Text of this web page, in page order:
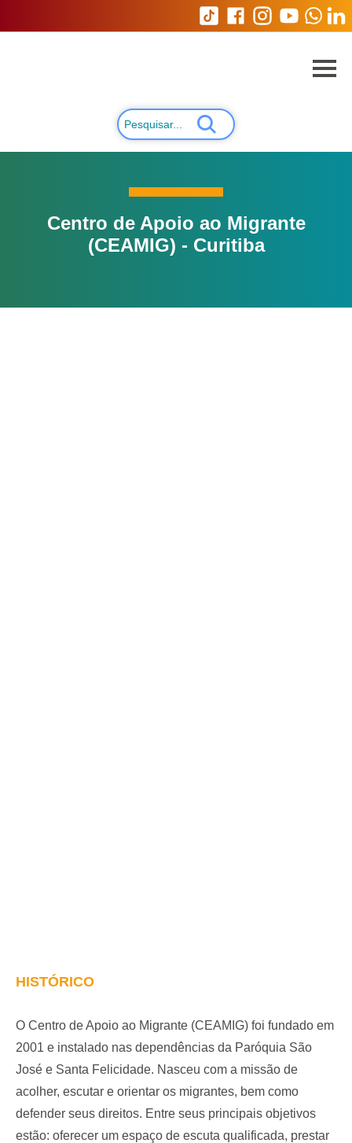
Centro de Apoio ao Migrante
(CEAMIG) - Curitiba
HISTÓRICO
O Centro de Apoio ao Migrante (CEAMIG) foi fundado em
2001 e instalado nas dependências da Paróquia São
José e Santa Felicidade. Nasceu com a missão de
acolher, escutar e orientar os migrantes, bem como
defender seus direitos. Entre seus principais objetivos
estão: oferecer um espaço de escuta qualificada, prestar